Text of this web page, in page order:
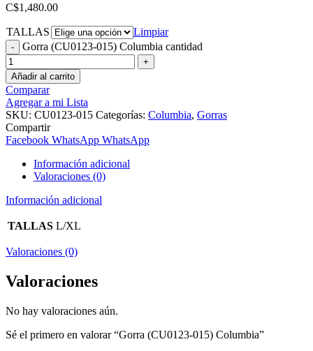
C$1,480.00
TALLAS
Limpiar
Gorra (CU0123-015) Columbia cantidad
Añadir al carrito
Comparar
Agregar a mi Lista
SKU: CU0123-015 Categorías: Columbia, Gorras
Compartir
Facebook WhatsApp WhatsApp
Información adicional
Valoraciones (0)
Información adicional
TALLAS L/XL
Valoraciones (0)
Valoraciones
No hay valoraciones aún.
Sé el primero en valorar “Gorra (CU0123-015) Columbia”